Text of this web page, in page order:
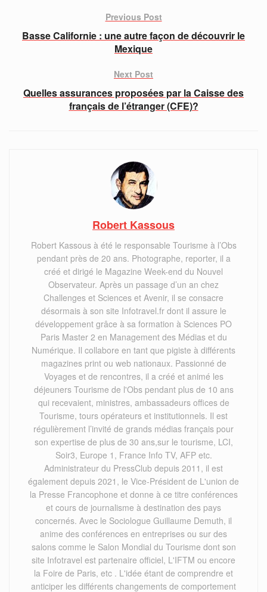
Previous Post
Basse Californie : une autre façon de découvrir le
Mexique
Next Post
Quelles assurances proposées par la Caisse des
français de l’étranger (CFE)?
Robert Kassous
Robert Kassous à été le responsable Tourisme à l’Obs
pendant près de 20 ans. Photographe, reporter, il a
créé et dirigé le Magazine Week-end du Nouvel
Observateur. Après un passage d’un an chez
Challenges et Sciences et Avenir, il se consacre
désormais à son site Infotravel.fr dont il assure le
développement grâce à sa formation à Sciences PO
Paris Master 2 en Management des Médias et du
Numérique. Il collabore en tant que pigiste à différents
magazines print ou web nationaux. Passionné de
Voyages et de rencontres, il a créé et animé les
déjeuners Tourisme de l'Obs pendant plus de 10 ans
qui recevaient, ministres, ambassadeurs offices de
Tourisme, tours opérateurs et institutionnels. Il est
régulièrement l’invité de grands médias français pour
son expertise de plus de 30 ans,sur le tourisme, LCI,
Soir3, Europe 1, France Info TV, AFP etc.
Administrateur du PressClub depuis 2011, il est
également depuis 2021, le Vice-Président de L'union de
la Presse Francophone et donne à ce titre conférences
et cours de journalisme à destination des pays
concernés. Avec le Sociologue Guillaume Demuth, il
anime des conférences en entreprises ou sur des
salons comme le Salon Mondial du Tourisme dont son
site Infotravel est partenaire officiel, L'IFTM ou encore
la Foire de Paris, etc . L'idée étant de comprendre et
anticiper les différents changements de comportement